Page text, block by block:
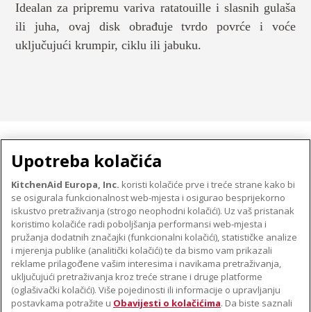
Idealan za pripremu variva ratatouille i slasnih gulaša
ili juha, ovaj disk obrađuje tvrdo povrće i voće
uključujući krumpir, ciklu ili jabuku.
O TVRTKI KITCHENAID
Robna marka
Povijest
ODR
PODRŠKA
Pronađi trgovinu
Jamstvo i dokumenti
PRATITE NAS
Upotreba kolačića
KitchenAid Europa, Inc. koristi kolačiće prve i treće strane kako bi
se osigurala funkcionalnost web-mjesta i osigurao besprijekorno
iskustvo pretraživanja (strogo neophodni kolačići). Uz vaš pristanak
koristimo kolačiće radi poboljšanja performansi web-mjesta i
pružanja dodatnih značajki (funkcionalni kolačići), statističke analize
i mjerenja publike (analitički kolačići) te da bismo vam prikazali
reklame prilagođene vašim interesima i navikama pretraživanja,
uključujući pretraživanja kroz treće strane i druge platforme
(oglašivački kolačići). Više pojedinosti ili informacije o upravljanju
postavkama potražite u Obavijesti o kolačićima. Da biste saznali